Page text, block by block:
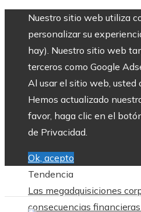
Nuestro sitio web utiliza
personalizar su
hay). Nuestro sitio web
terceros como Google
Al usar el sitio web, usted
Hemos actualizado
favor, haga clic en el
de Privacidad.
Ok, acepto
Tendencia
Las megadquisiciones
consecuencias financieras